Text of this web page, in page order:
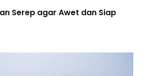
Serep agar Awet dan Siap